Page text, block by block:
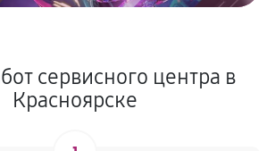
сервисного центра в
Красноярске